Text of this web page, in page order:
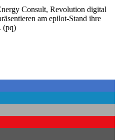
Consult, Revolution digital
am epilot-Stand ihre
(pq)